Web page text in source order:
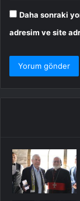
Daha sonraki
adresim ve site